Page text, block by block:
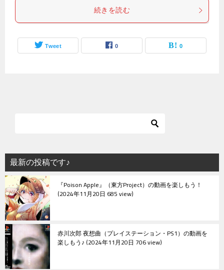
続きを読む
Tweet 0 0
最新の投稿です♪
『Poison Apple』（東方Project）の動画を楽しもう！
2024年11月20日 685 view
赤川次郎 夜想曲（プレイステーション・PS1）の動画を
楽しもう♪ 2024年11月20日 706 view